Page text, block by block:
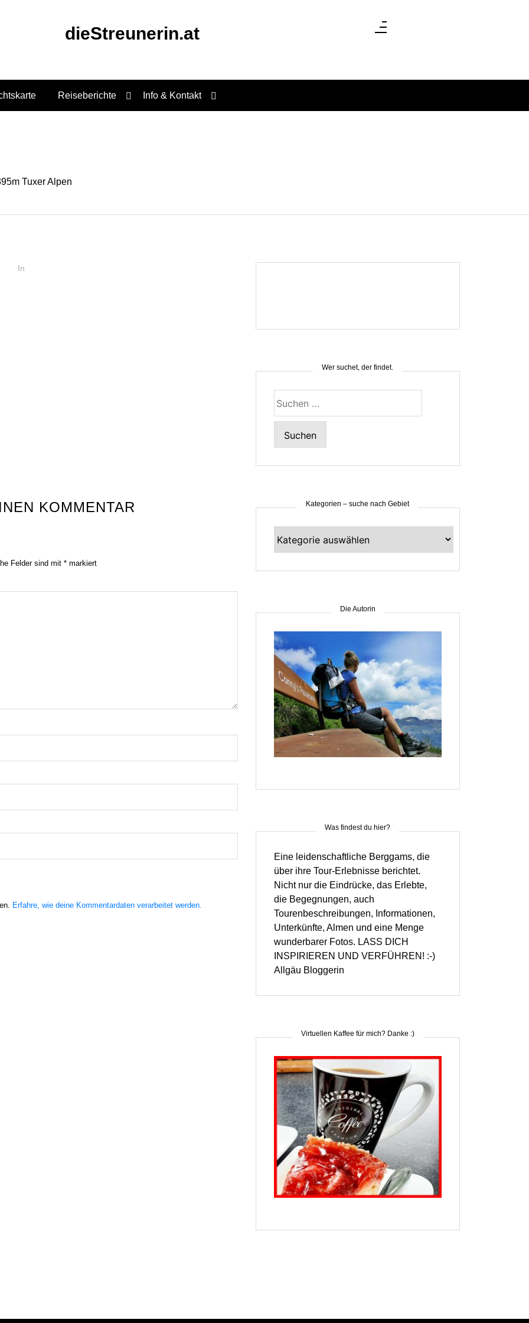
dieStreunerin.at
Reiseberichte Info & Kontakt
Tuxer Alpen
In
KOMMENTAR
Felder sind mit * markiert
Erfahre, wie deine Kommentardaten verarbeitet werden.
Wer suchet, der findet.
nach:
Kategorien – suche nach Gebiet
–
Die Autorin
Was findest du hier?
Eine leidenschaftliche Berggams, die
über ihre Tour-Erlebnisse berichtet.
Nicht nur die Eindrücke, das Erlebte,
die Begegnungen, auch
Tourenbeschreibungen, Informationen,
Unterkünfte, Almen und eine Menge
wunderbarer Fotos. LASS DICH
INSPIRIEREN UND VERFÜHREN! :-)
Allgäu Bloggerin
Virtuellen Kaffee für mich? Danke :)